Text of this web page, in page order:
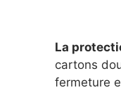
La
cartons
fermeture